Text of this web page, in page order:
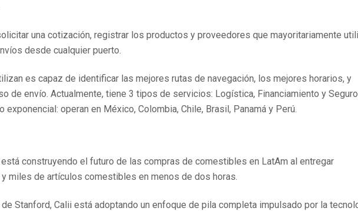
una cotización, registrar los productos y proveedores que mayoritariamente
desde cualquier puerto.
es capaz de identificar las mejores rutas de navegación, los mejores horarios, y
de envío. Actualmente, tiene 3 tipos de servicios: Logística, Financiamiento y
exponencial: operan en México, Colombia, Chile, Brasil, Panamá y Perú.
construyendo el futuro de las compras de comestibles en LatAm al entregar
miles de artículos comestibles en menos de dos horas.
Stanford, Calii está adoptando un enfoque de pila completa impulsado por la